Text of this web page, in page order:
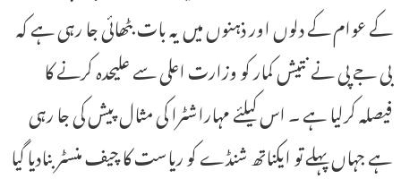
کے عوام کے دلوں اور ذہنوں میں یہ بات بٹھائی جا رہی ہے کہ
بی جے پی نے نتیش کمار کو وزارت اعلی سے علیحدہ کرنے کا
فیصلہ کرلیا ہے ۔ اس کیلئے مہاراشٹرا کی مثال پیش کی جا رہی
ہے جہاں پہلے تو ایکناتھ شنڈے کو ریاست کا چیف منسٹر بنادیا گیا